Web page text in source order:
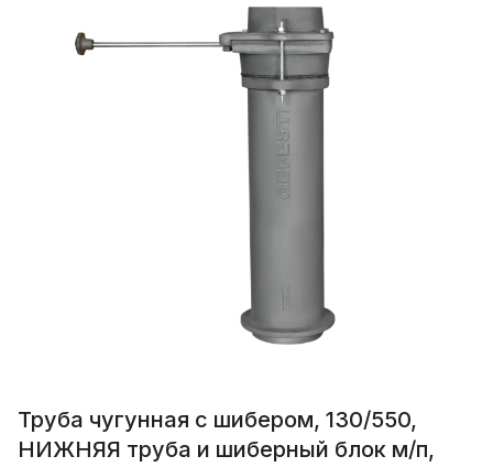
Труба чугунная с шибером, 130/550,
НИЖНЯЯ труба и шиберный блок м/п,